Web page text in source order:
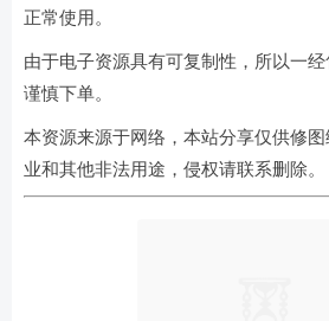
正常使用。
由于电子资源具有可复制性，所以一
谨慎下单。
本资源来源于网络，本站分享仅供修
业和其他非法用途，侵权请联系删除。